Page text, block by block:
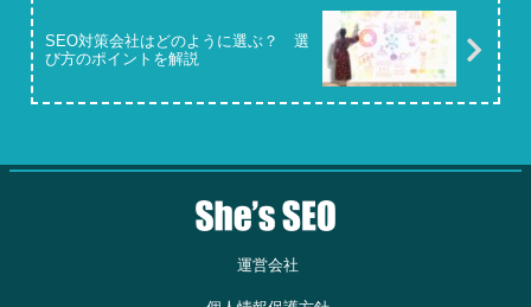
SEO対策会社はどのように選ぶ？ 選
び方のポイントを解説
運営会社